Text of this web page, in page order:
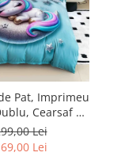
Pat, Imprimeu
Cearsaf cu
ElasticLei
Lei